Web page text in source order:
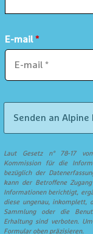
E-mail*
Laut Gesetz n° 78-17
Kommission für die
bezüglich der
kann der Betroffene
Informationen berichtigt,
diese ungenau, inkomplett,
Sammlung oder die
Erhaltung sind verboten.
Formular oben präzisieren.